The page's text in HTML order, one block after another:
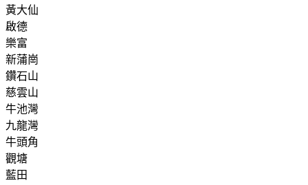
黃大仙
啟德
樂富
新蒲崗
鑽石山
慈雲山
牛池灣
九龍灣
牛頭角
觀塘
藍田